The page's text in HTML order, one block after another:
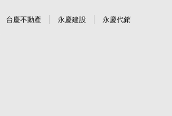
台慶不動產 永慶建設
永慶代銷